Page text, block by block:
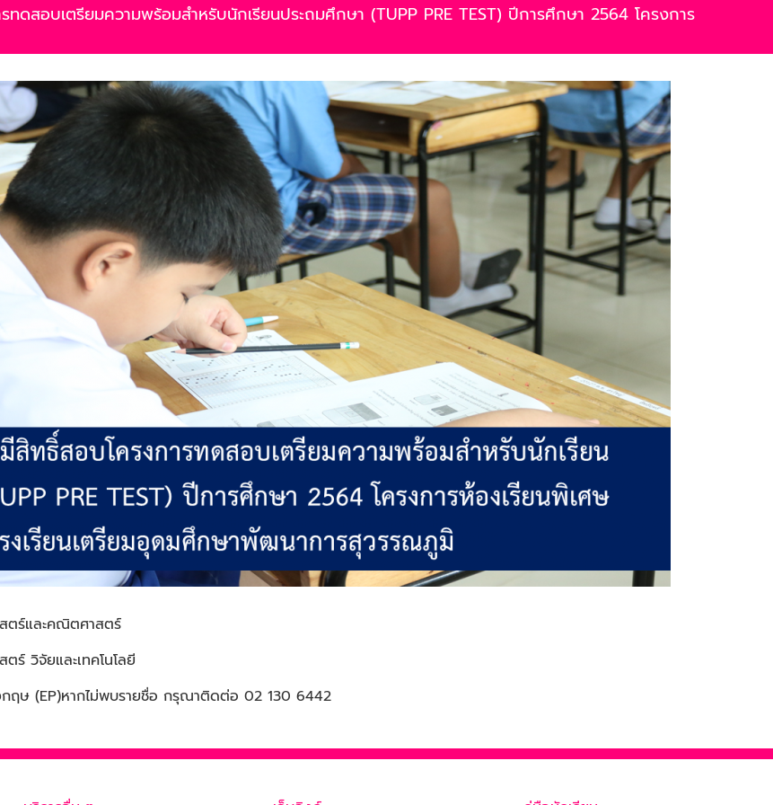
ทดสอบเตรียมความพร้อมสำหรับนักเรียนประถมศึกษา (TUPP PRE TEST) ปีการศึกษา 2564 โครงการ
ตร์และคณิตศาสตร์
ร์ วิจัยและเทคโนโลยี
ฤษ (EP)หากไม่พบรายชื่อ กรุณาติดต่อ 02 130 6442